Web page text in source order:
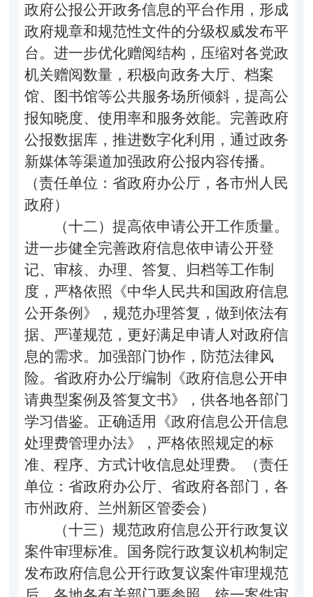
政府公报公开政务信息的平台作用，形成
政府规章和规范性文件的分级权威发布平
台。进一步优化赠阅结构，压缩对各党政
机关赠阅数量，积极向政务大厅、档案
馆、图书馆等公共服务场所倾斜，提高公
报知晓度、使用率和服务效能。完善政府
公报数据库，推进数字化利用，通过政务
新媒体等渠道加强政府公报内容传播。
（责任单位：省政府办公厅，各市州人民
政府）
（十二）提高依申请公开工作质量。
进一步健全完善政府信息依申请公开登
记、审核、办理、答复、归档等工作制
度，严格依照《中华人民共和国政府信息
公开条例》，规范办理答复，做到依法有
据、严谨规范，更好满足申请人对政府信
息的需求。加强部门协作，防范法律风
险。省政府办公厅编制《政府信息公开申
请典型案例及答复文书》，供各地各部门
学习借鉴。正确适用《政府信息公开信息
处理费管理办法》，严格依照规定的标
准、程序、方式计收信息处理费。（责任
单位：省政府办公厅、省政府各部门，各
市州政府、兰州新区管委会）
（十三）规范政府信息公开行政复议
案件审理标准。
国务院行政复议机构制定
发布政府信息公开行政复议案件审理规范